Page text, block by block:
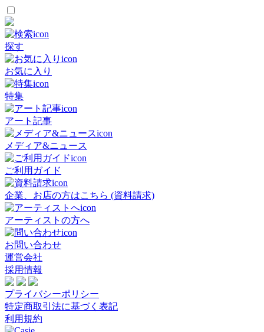
探す
お気に入り
特集
アート記事
メディア&ニュース
ご利用ガイド
企業、お店の方はこちら (資料請求)
アーティストの方へ
お問い合わせ
運営会社
採用情報
プライバシーポリシー
特定商取引法に基づく表記
利用規約